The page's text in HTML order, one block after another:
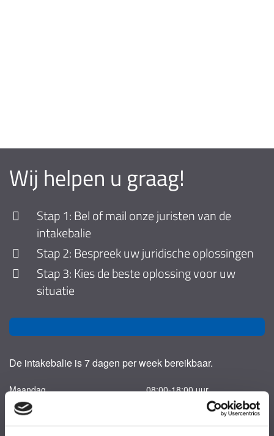
Wij helpen u graag!
Stap 1: Bel of mail onze juristen van de
intakebalie
Stap 2: Bespreek uw juridische oplossingen
Stap 3: Kies de beste oplossing voor uw
situatie
De intakebalie is 7 dagen per week bereikbaar.
Maandag
Dinsdag
Woensdag
Donderdag
08:00-18:00 uur
08:00-18:00 uur
08:00-18:00 uur
08:00-18:00 uur